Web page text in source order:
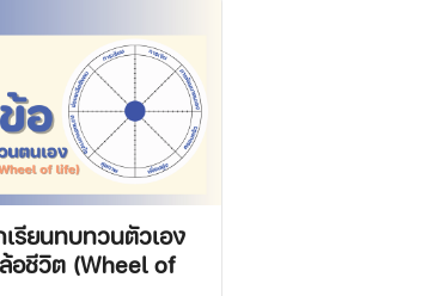
รียนทบทวนตัวเอง
อชีวิต (Wheel of